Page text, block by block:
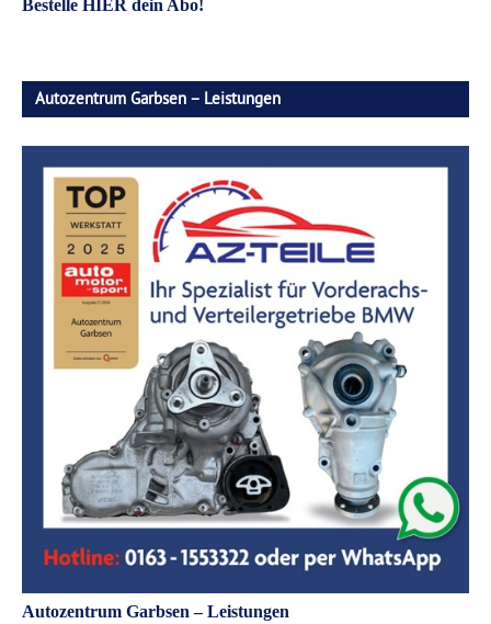
Bestelle HIER dein Abo!
Autozentrum Garbsen – Leistungen
Autozentrum Garbsen – Leistungen